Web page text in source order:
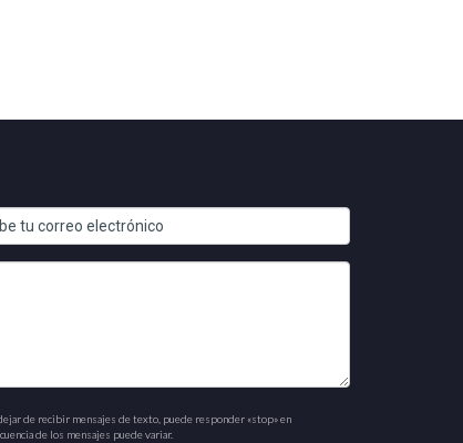
La comunicación constante con el
de recibir mensajes de texto, puede responder «stop» en
de los mensajes puede variar.